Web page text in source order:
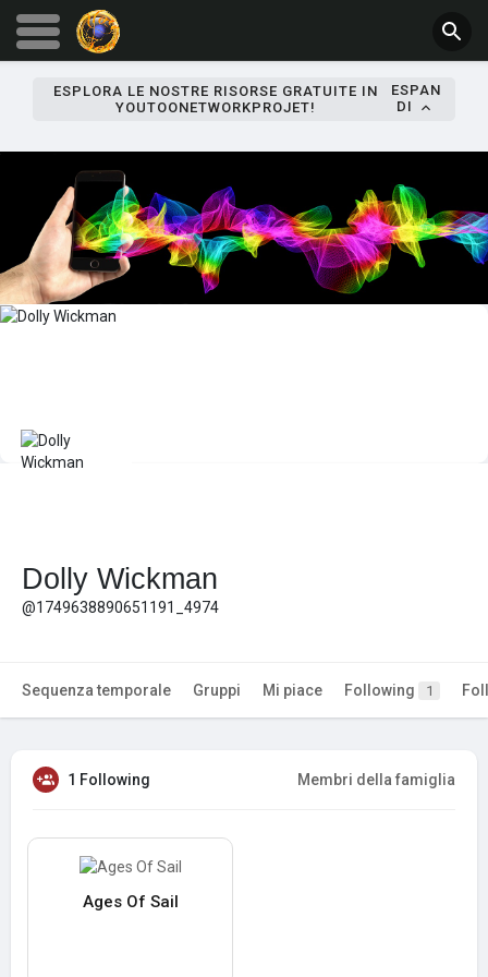
ESPLORA LE NOSTRE RISORSE GRATUITE IN
YOUTOONETWORKPROJET!
ESPAN
DI
Dolly Wickman
@1749638890651191_4974
Sequenza temporale Gruppi Mi piace Following 1
1 Following Membri della famiglia
Ages Of Sail